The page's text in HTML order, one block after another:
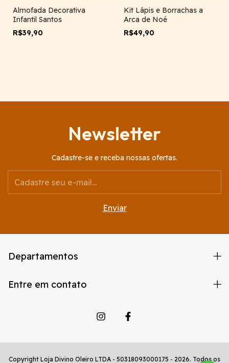
Almofada Decorativa
Infantil Santos
R$39,90
Kit Lápis e Borrachas a
Arca de Noé
R$49,90
Newsletter
Cadastre-se e receba nossas ofertas.
Departamentos
Entre em contato
Copyright Loja Divino Oleiro LTDA - 50318093000175 - 2026. Todos os